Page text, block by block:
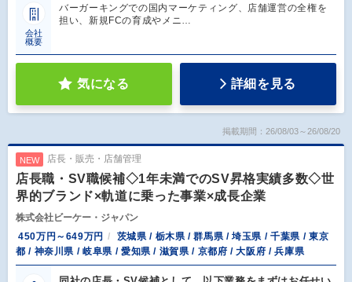
会社
概要
バーガーキングでの国内マーケティング、店舗運営の全権を
担い、新規FCの育成やメニ…
気になる 詳細を見る
掲載期間：26/08/03～26/08/20
NEW 店長・販売・店舗管理
店長職・SV職候補◇1年未満でのSV昇格実績多数◇世
界的ブランド×軌道に乗った事業×成長企業
株式会社ビーケー・ジャパン
450万円～649万円
茨城県 / 栃木県 / 群馬県 / 埼玉県 / 千葉県 / 東京
都 / 神奈川県 / 岐阜県 / 愛知県 / 滋賀県 / 京都府 / 大阪府 / 兵庫県